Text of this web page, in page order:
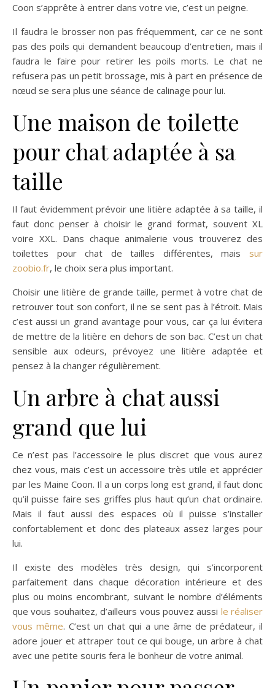
Coon s’apprête à entrer dans votre vie, c’est un peigne.
Il faudra le brosser non pas fréquemment, car ce ne sont
pas des poils qui demandent beaucoup d’entretien, mais il
faudra le faire pour retirer les poils morts. Le chat ne
refusera pas un petit brossage, mis à part en présence de
nœud se sera plus une séance de calinage pour lui.
Une maison de toilette
pour chat adaptée à sa
taille
Il faut évidemment prévoir une litière adaptée à sa taille, il
faut donc penser à choisir le grand format, souvent XL
voire XXL. Dans chaque animalerie vous trouverez des
toilettes pour chat de tailles différentes, mais sur
zoobio.fr, le choix sera plus important.
Choisir une litière de grande taille, permet à votre chat de
retrouver tout son confort, il ne se sent pas à l’étroit. Mais
c’est aussi un grand avantage pour vous, car ça lui évitera
de mettre de la litière en dehors de son bac. C’est un chat
sensible aux odeurs, prévoyez une litière adaptée et
pensez à la changer régulièrement.
Un arbre à chat aussi
grand que lui
Ce n’est pas l’accessoire le plus discret que vous aurez
chez vous, mais c’est un accessoire très utile et apprécier
par les Maine Coon. Il a un corps long est grand, il faut donc
qu’il puisse faire ses griffes plus haut qu’un chat ordinaire.
Mais il faut aussi des espaces où il puisse s’installer
confortablement et donc des plateaux assez larges pour
lui.
Il existe des modèles très design, qui s’incorporent
parfaitement dans chaque décoration intérieure et des
plus ou moins encombrant, suivant le nombre d’éléments
que vous souhaitez, d’ailleurs vous pouvez aussi le réaliser
vous même. C’est un chat qui a une âme de prédateur, il
adore jouer et attraper tout ce qui bouge, un arbre à chat
avec une petite souris fera le bonheur de votre animal.